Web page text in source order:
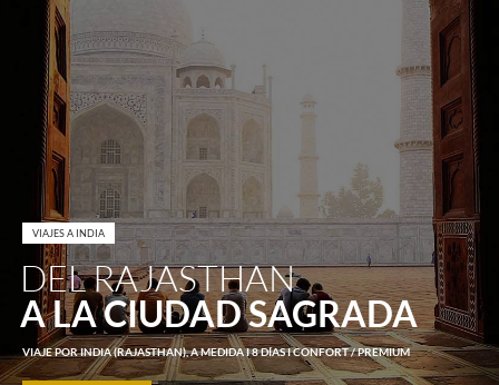
DEL RAJASTHAN
A LA CIUDAD SAGRADA
VIAJE POR INDIA (RAJASTHAN), A MEDIDA I 8 DÍAS I CONFORT / PREMIUM
VIAJES A INDIA